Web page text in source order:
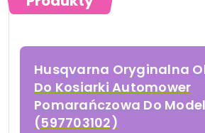
Husqvarna Oryginalna
Do Kosiarki Automower
Pomarańczowa Do
(597703102)